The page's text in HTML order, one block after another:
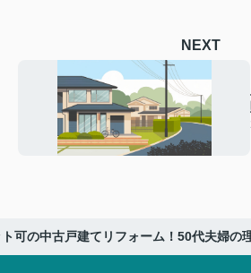
NEXT
可の中古戸建てリフォーム！50代夫婦の